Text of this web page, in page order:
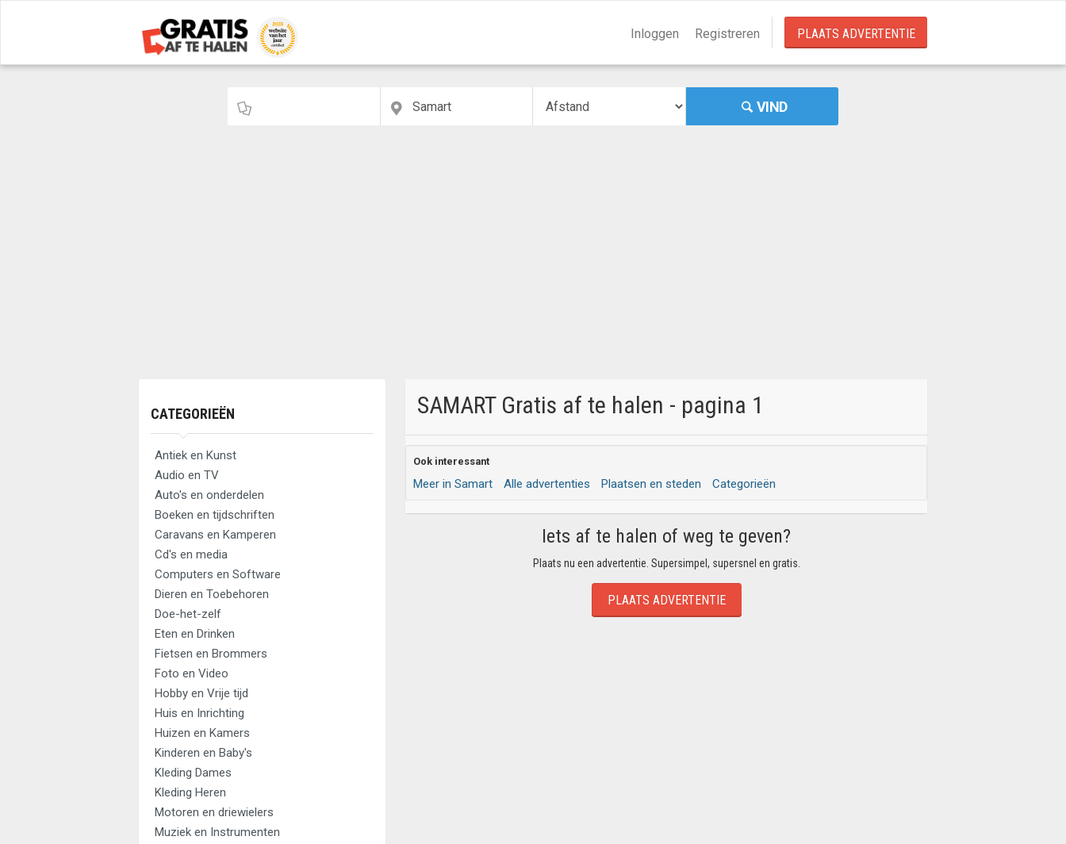
Inloggen Registreren PLAATS ADVERTENTIE
VIND
CATEGORIEËN
Antiek en Kunst
Audio en TV
Auto's en onderdelen
Boeken en tijdschriften
Caravans en Kamperen
Cd's en media
Computers en Software
Dieren en Toebehoren
Doe-het-zelf
Eten en Drinken
Fietsen en Brommers
Foto en Video
Hobby en Vrije tijd
Huis en Inrichting
Huizen en Kamers
Kinderen en Baby's
Kleding Dames
Kleding Heren
Motoren en driewielers
Muziek en Instrumenten
SAMART Gratis af te halen - pagina 1
Ook interessant
Meer in Samart Alle advertenties Plaatsen en steden Categorieën
Iets af te halen of weg te geven?
Plaats nu een advertentie. Supersimpel, supersnel en gratis.
PLAATS ADVERTENTIE